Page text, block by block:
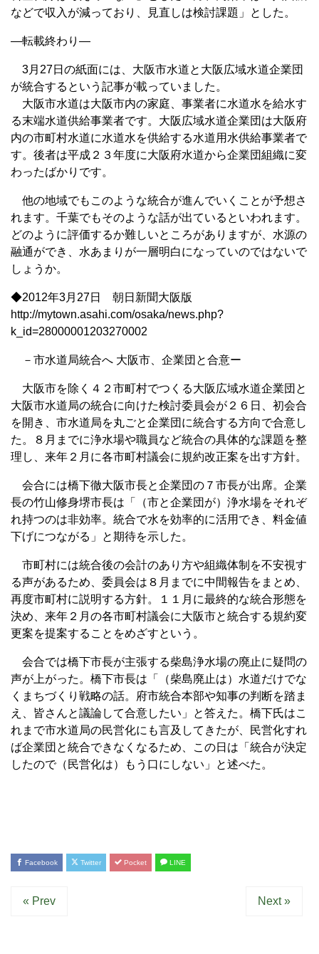
などで収入が減っており、見直しは検討課題」とした。
—転載終わり—
3月27日の紙面には、大阪市水道と大阪広域水道企業団
が統合するという記事が載っていました。
大阪市水道は大阪市内の家庭、事業者に水道水を給水す
る末端水道供給事業者です。大阪広域水道企業団は大阪府
内の市町村水道に水道水を供給する水道用水供給事業者で
す。後者は平成２３年度に大阪府水道から企業団組織に変
わったばかりです。
他の地域でもこのような統合が進んでいくことが予想さ
れます。千葉でもそのような話が出ているといわれます。
どのように評価するか難しいところがありますが、水源の
融通ができ、水あまりが一層明白になっていのではないで
しょうか。
◆2012年3月27日 朝日新聞大阪版
http://mytown.asahi.com/osaka/news.php?
k_id=28000001203270002
－市水道局統合へ 大阪市、企業団と合意ー
大阪市を除く４２市町村でつくる大阪広域水道企業団と
大阪市水道局の統合に向けた検討委員会が２６日、初会合
を開き、市水道局を丸ごと企業団に統合する方向で合意し
た。８月までに浄水場や職員など統合の具体的な課題を整
理し、来年２月に各市町村議会に規約改正案を出す方針。
会合には橋下徹大阪市長と企業団の７市長が出席。企業
長の竹山修身堺市長は「（市と企業団が）浄水場をそれぞ
れ持つのは非効率。統合で水を効率的に活用でき、料金値
下げにつながる」と期待を示した。
市町村には統合後の会計のあり方や組織体制を不安視す
る声があるため、委員会は８月までに中間報告をまとめ、
再度市町村に説明する方針。１１月に最終的な統合形態を
決め、来年２月の各市町村議会に大阪市と統合する規約変
更案を提案することをめざすという。
会合では橋下市長が主張する柴島浄水場の廃止に疑問の
声が上がった。橋下市長は「（柴島廃止は）水道だけでな
くまちづくり戦略の話。府市統合本部や知事の判断を踏ま
え、皆さんと議論して合意したい」と答えた。橋下氏はこ
れまで市水道局の民営化にも言及してきたが、民営化すれ
ば企業団と統合できなくなるため、この日は「統合が決定
したので（民営化は）もう口にしない」と述べた。
Facebook Twitter Pocket LINE
« Prev Next »